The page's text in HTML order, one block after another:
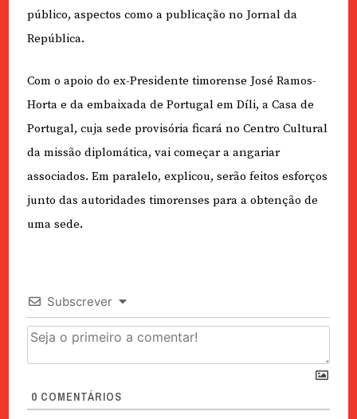
público, aspectos como a publicação no Jornal da
República.
Com o apoio do ex-Presidente timorense José Ramos-
Horta e da embaixada de Portugal em Díli, a Casa de
Portugal, cuja sede provisória ficará no Centro Cultural
da missão diplomática, vai começar a angariar
associados. Em paralelo, explicou, serão feitos esforços
junto das autoridades timorenses para a obtenção de
uma sede.
Subscrever
0 COMENTÁRIOS